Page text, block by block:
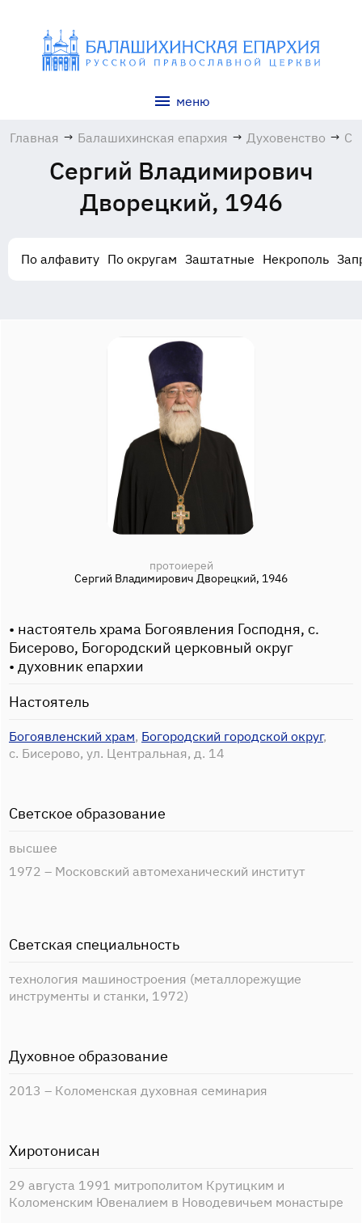
меню
Главная → Балашихинская епархия → Духовенство →
Сергий Владимирович
Дворецкий, 1946
По алфавиту По округам Заштатные Некрополь
протоиерей
Сергий Владимирович Дворецкий, 1946
• настоятель храма Богоявления Господня, с.
Бисерово, Богородский церковный округ
• духовник епархии
Настоятель
Богоявленский храм, Богородский городской округ,
с. Бисерово, ул. Центральная, д. 14
Светское образование
высшее
1972 – Московский автомеханический институт
Светская специальность
технология машиностроения (металлорежущие
инструменты и станки, 1972)
Духовное образование
2013 – Коломенская духовная семинария
Хиротонисан
29 августа 1991 митрополитом Крутицким и
Коломенским Ювеналием в Новодевичьем монастыре